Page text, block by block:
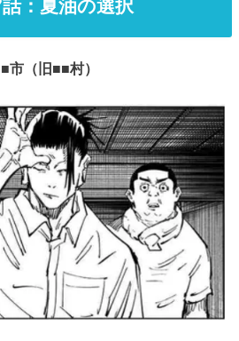
話：夏油の選択
市（旧■■村）